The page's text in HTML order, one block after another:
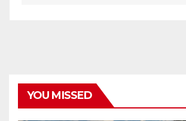
YOU MISSED